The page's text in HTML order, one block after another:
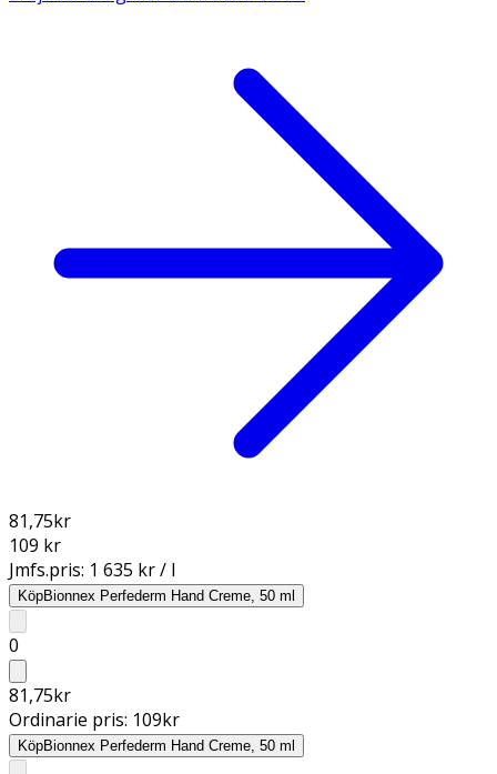
81,75kr
109 kr
Jmfs.pris: 1 635 kr / l
KöpBionnex Perfederm Hand Creme, 50 ml
0
81,75kr
Ordinarie pris: 109kr
KöpBionnex Perfederm Hand Creme, 50 ml